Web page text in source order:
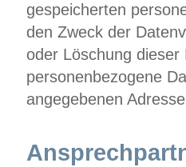
gespeicherten
den Zweck der
oder Löschung
personenbezogene
angegebenen